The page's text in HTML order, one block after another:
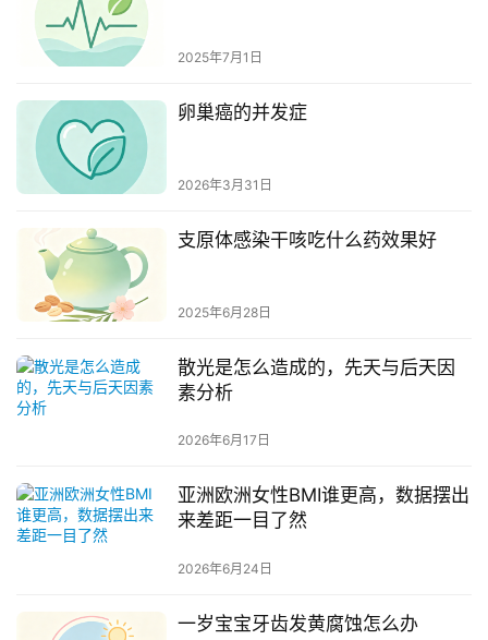
2025年7月1日
卵巢癌的并发症
2026年3月31日
支原体感染干咳吃什么药效果好
2025年6月28日
散光是怎么造成的，先天与后天因
素分析
2026年6月17日
亚洲欧洲女性BMI谁更高，数据摆出
来差距一目了然
2026年6月24日
一岁宝宝牙齿发黄腐蚀怎么办